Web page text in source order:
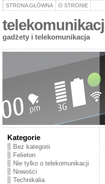
STRONA GŁÓWNA O STRONIE
gadżety i telekomunikacja
Kategorie
Bez kategorii
Felieton
Nie tylko o telekomunikacji
Nowości
Technikalia